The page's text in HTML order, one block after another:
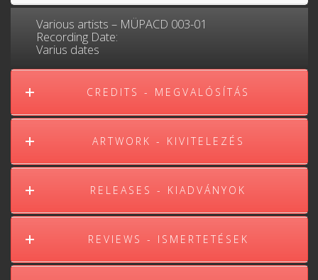
Various ‎artists – MÜPACD 003-01
Recording Date:
Varius dates
CREDITS - MEGVALÓSÍTÁS
ARTWORK - KIVITELEZÉS
RELEASES - KIADVÁNYOK
REVIEWS - ISMERTETÉSEK